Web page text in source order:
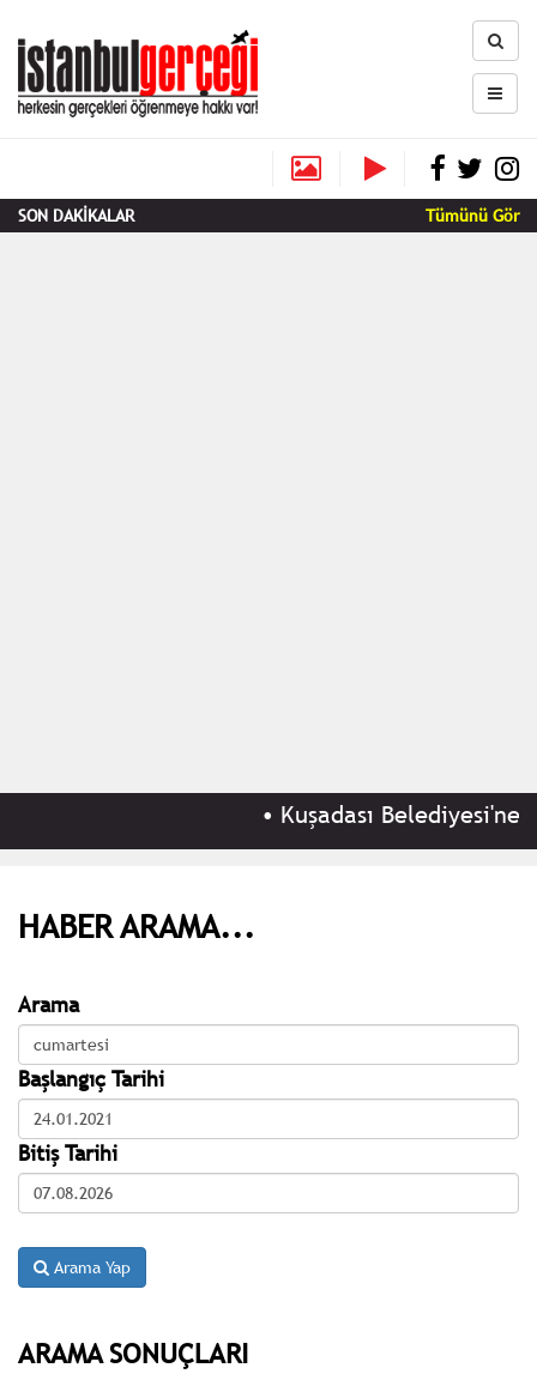
SON DAKİKALAR Tümünü Gör
Kuşadası Belediyesi'ne
HABER ARAMA...
Arama
Başlangıç Tarihi
Bitiş Tarihi
Arama Yap
ARAMA SONUÇLARI